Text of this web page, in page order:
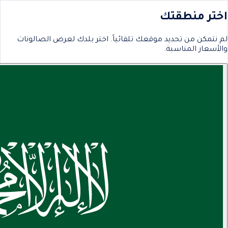
اختر منطقتك
لم نتمكن من تحديد موقعك تلقائياً. اختر بلدك لعرض الصالونات
والأسعار المناسبة.